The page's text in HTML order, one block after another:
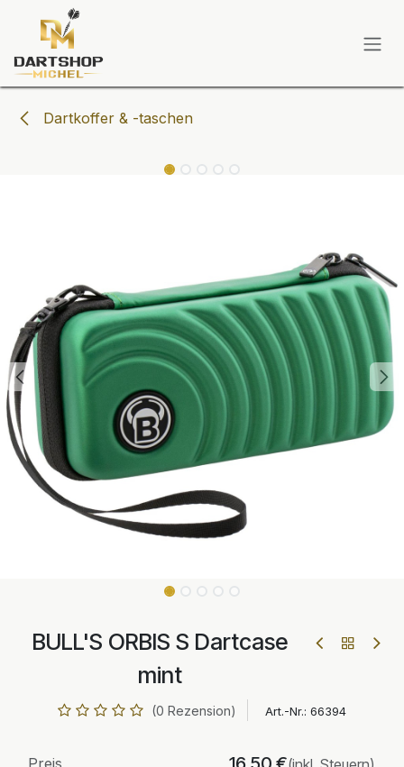
Zum Inhalt springen
Dartkoffer & -taschen
BULL'S ORBIS S Dartcase
mint
(0 Rezension) Art.-Nr.: 66394
Preis